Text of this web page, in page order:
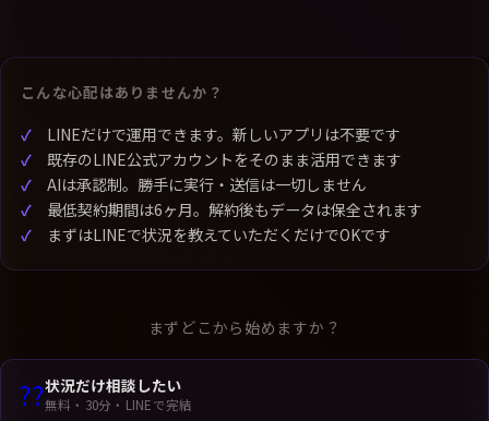
こんな心配はありませんか？
LINEだけで運用できます。新しいアプリは不要です
既存のLINE公式アカウントをそのまま活用できます
AIは承認制。勝手に実行・送信は一切しません
最低契約期間は6ヶ月。解約後もデータは保全されます
まずはLINEで状況を教えていただくだけでOKです
まずどこから始めますか？
??状況だけ相談したい
無料・30分・LINEで完結